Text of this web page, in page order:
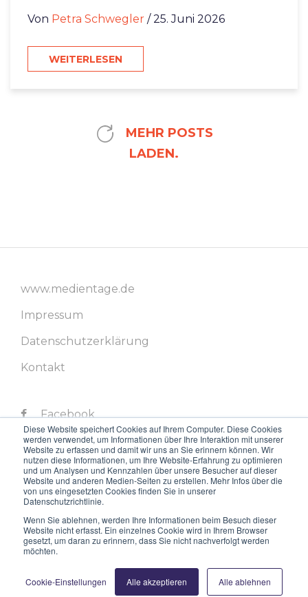
Diese Website speichert Cookies auf Ihrem Computer. Diese Cookies
werden verwendet, um Informationen über Ihre Interaktion mit unserer
Website zu erfassen und damit wir uns an Sie erinnern können. Wir
nutzen diese Informationen, um Ihre Website-Erfahrung zu optimieren
und um Analysen und Kennzahlen über unsere Besucher auf dieser
Website und anderen Medien-Seiten zu erstellen. Mehr Infos über die
von uns eingesetzten Cookies finden Sie in unserer
Datenschutzrichtlinie.
Wenn Sie ablehnen, werden Ihre Informationen beim Besuch dieser
Website nicht erfasst. Ein einzelnes Cookie wird in Ihrem Browser
gesetzt, um daran zu erinnern, dass Sie nicht nachverfolgt werden
möchten.
Cookie-Einstellungen Alle akzeptieren Alle ablehnen
Von Petra Schwegler / 25. Juni 2026
WEITERLESEN
MEHR POSTS
LADEN.
www.medientage.de
Impressum
Datenschutzerklärung
Kontakt
Facebook
Twitter
LinkedIn
Instagram
Youtube